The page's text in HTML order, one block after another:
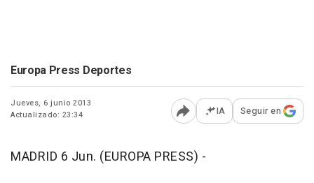
Europa Press Deportes
Jueves, 6 junio 2013
Actualizado: 23:34
Abrir opciones para
IA Seguir en
MADRID 6 Jun. (EUROPA PRESS) -